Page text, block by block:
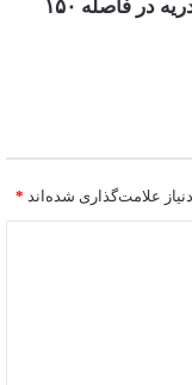
مرکز شهرستان ۲۲۵ هزار نفری تربت‌حیدریه در فاصله ۱۵۰
علامت‌گذاری شده‌اند *